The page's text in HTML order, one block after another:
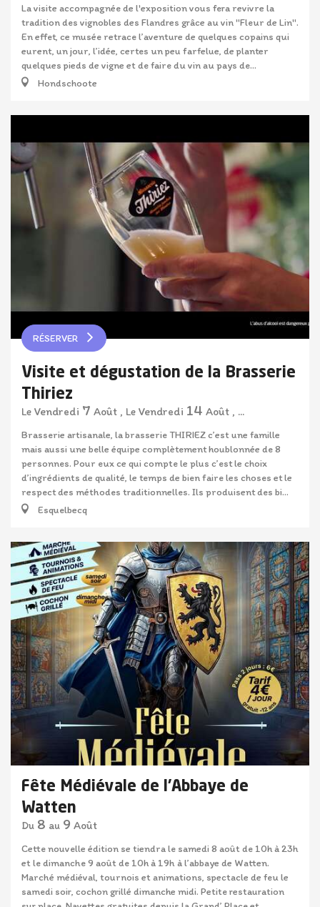
La visite accompagnée de l'exposition vous fera revivre la
tradition des vignobles des Flandres grâce au vin "Fleur de Lin".
En effet, ce musée retrace l’aventure de quelques copains qui
eurent, un jour, l’idée, certes un peu farfelue, de planter
quelques pieds de vigne et de faire du vin au pays de...
Hondschoote
RÉSERVER
Visite et dégustation de la Brasserie
Thiriez
Le Vendredi 7 Août , Le Vendredi 14 Août , ...
Brasserie artisanale, la brasserie THIRIEZ c’est une famille
mais aussi une belle équipe complètement houblonnée de 8
personnes. Pour eux ce qui compte le plus c’est le choix
d’ingrédients de qualité, le temps de bien faire les choses et le
respect des méthodes traditionnelles. Ils produisent des bi...
Esquelbecq
Fête Médiévale de l'Abbaye de
Watten
Du 8 au 9 Août
Cette nouvelle édition se tiendra le samedi 8 août de 10h à 23h
et le dimanche 9 août de 10h à 19h à l’abbaye de Watten.
Marché médiéval, tournois et animations, spectacle de feu le
samedi soir, cochon grillé dimanche midi. Petite restauration